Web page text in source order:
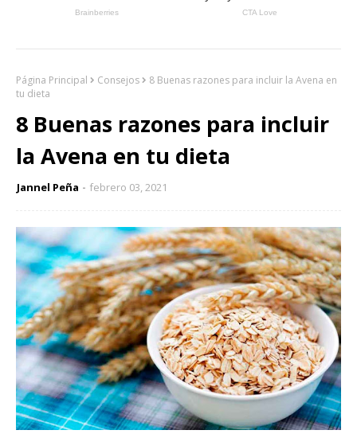
Página Principal Consejos
8 Buenas razones para incluir la Avena en
tu dieta
8 Buenas razones para incluir
la Avena en tu dieta
Jannel Peña febrero 03, 2021